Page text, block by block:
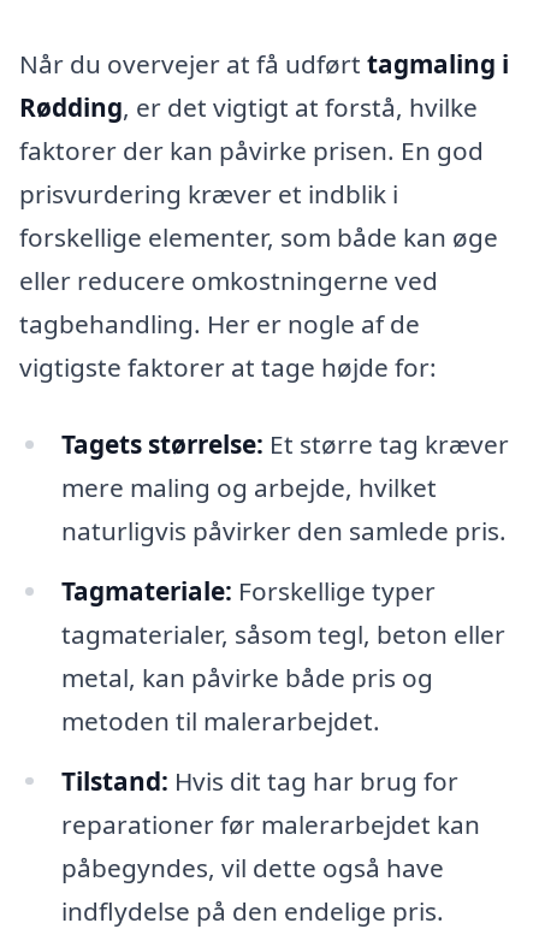
Når du overvejer at få udført tagmaling i
Rødding, er det vigtigt at forstå, hvilke
faktorer der kan påvirke prisen. En god
prisvurdering kræver et indblik i
forskellige elementer, som både kan øge
eller reducere omkostningerne ved
tagbehandling. Her er nogle af de
vigtigste faktorer at tage højde for:
Tagets størrelse: Et større tag kræver
mere maling og arbejde, hvilket
naturligvis påvirker den samlede pris.
Tagmateriale: Forskellige typer
tagmaterialer, såsom tegl, beton eller
metal, kan påvirke både pris og
metoden til malerarbejdet.
Tilstand: Hvis dit tag har brug for
reparationer før malerarbejdet kan
påbegyndes, vil dette også have
indflydelse på den endelige pris.